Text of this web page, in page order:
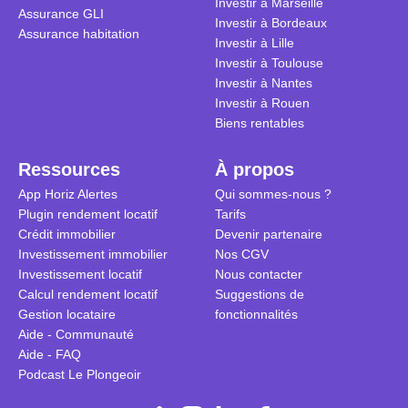
Assurance GLI
Assurance habitation
Investir à Bordeaux
Investir à Lille
Investir à Toulouse
Investir à Nantes
Investir à Rouen
Biens rentables
Ressources
App Horiz Alertes
Plugin rendement locatif
Crédit immobilier
Investissement immobilier
Investissement locatif
Calcul rendement locatif
Gestion locataire
Aide - Communauté
Aide - FAQ
Podcast Le Plongeoir
À propos
Qui sommes-nous ?
Tarifs
Devenir partenaire
Nos CGV
Nous contacter
Suggestions de
fonctionnalités